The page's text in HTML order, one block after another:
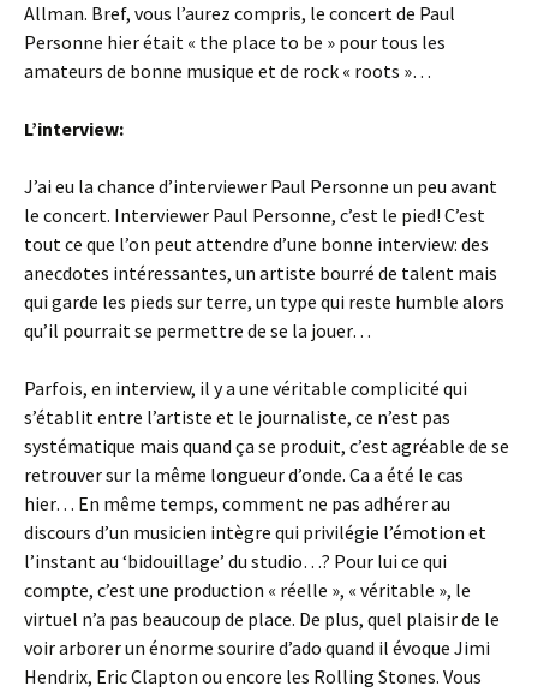
Allman. Bref, vous l’aurez compris, le concert de Paul
Personne hier était « the place to be » pour tous les
amateurs de bonne musique et de rock « roots »…
L’interview:
J’ai eu la chance d’interviewer Paul Personne un peu avant
le concert. Interviewer Paul Personne, c’est le pied! C’est
tout ce que l’on peut attendre d’une bonne interview: des
anecdotes intéressantes, un artiste bourré de talent mais
qui garde les pieds sur terre, un type qui reste humble alors
qu’il pourrait se permettre de se la jouer…
Parfois, en interview, il y a une véritable complicité qui
s’établit entre l’artiste et le journaliste, ce n’est pas
systématique mais quand ça se produit, c’est agréable de se
retrouver sur la même longueur d’onde. Ca a été le cas
hier… En même temps, comment ne pas adhérer au
discours d’un musicien intègre qui privilégie l’émotion et
l’instant au ‘bidouillage’ du studio…? Pour lui ce qui
compte, c’est une production « réelle », « véritable », le
virtuel n’a pas beaucoup de place. De plus, quel plaisir de le
voir arborer un énorme sourire d’ado quand il évoque Jimi
Hendrix, Eric Clapton ou encore les Rolling Stones. Vous